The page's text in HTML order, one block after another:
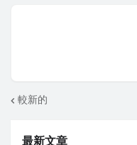
較新的
最新文章